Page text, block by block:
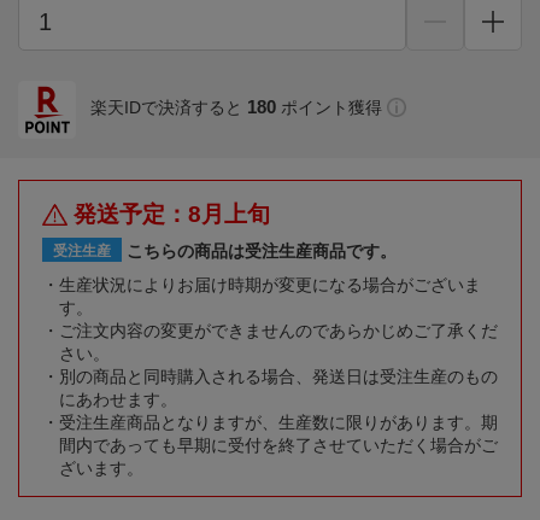
楽天IDで決済すると 180 ポイント獲得
発送予定：8月上旬
受注生産
こちらの商品は受注生産商品です。
生産状況によりお届け時期が変更になる場合がございま
す。
ご注文内容の変更ができませんのであらかじめご了承くだ
さい。
別の商品と同時購入される場合、発送日は受注生産のもの
にあわせます。
受注生産商品となりますが、生産数に限りがあります。期
間内であっても早期に受付を終了させていただく場合がご
ざいます。